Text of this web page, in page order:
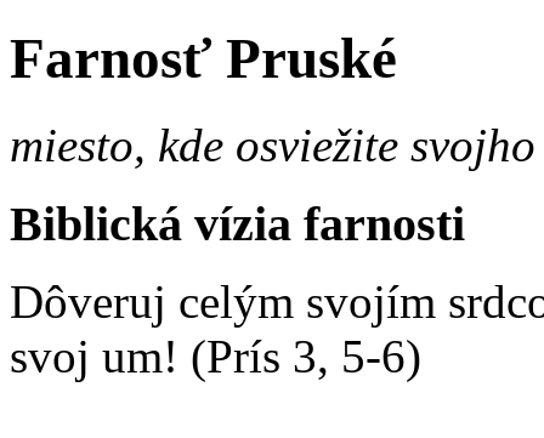
Farnosť Pruské
miesto, kde osviežite
Biblická vízia farnosti
Dôveruj celým svojím
svoj um! (Prís 3, 5-6)